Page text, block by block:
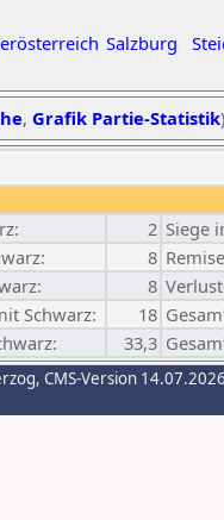
Salzburg
, Grafik Partie-Statistik)
2 Siege
8
8
Schwarz: 18
33,3
, CMS-Version